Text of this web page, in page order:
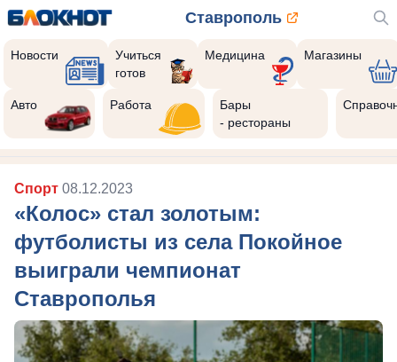
Ставрополь
Новости
Учиться
готов
Медицина Магазины
Авто Работа
Бары
- рестораны
Спорт 08.12.2023
«Колос» стал золотым:
футболисты из села Покойное
выиграли чемпионат
Ставрополья